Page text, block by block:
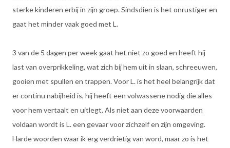
sterke kinderen erbij in zijn groep. Sindsdien is het onrustiger en
gaat het minder vaak goed met L.
3 van de 5 dagen per week gaat het niet zo goed en heeft hij
last van overprikkeling, wat zich bij hem uit in slaan, schreeuwen,
gooien met spullen en trappen. Voor L. is het heel belangrijk dat
er continu nabijheid is, hij heeft een volwassene nodig die alles
voor hem vertaalt en uitlegt. Als niet aan deze voorwaarden
voldaan wordt is L. een gevaar voor zichzelf en zijn omgeving.
Harde woorden waar ik erg verdrietig van word, maar zo is het